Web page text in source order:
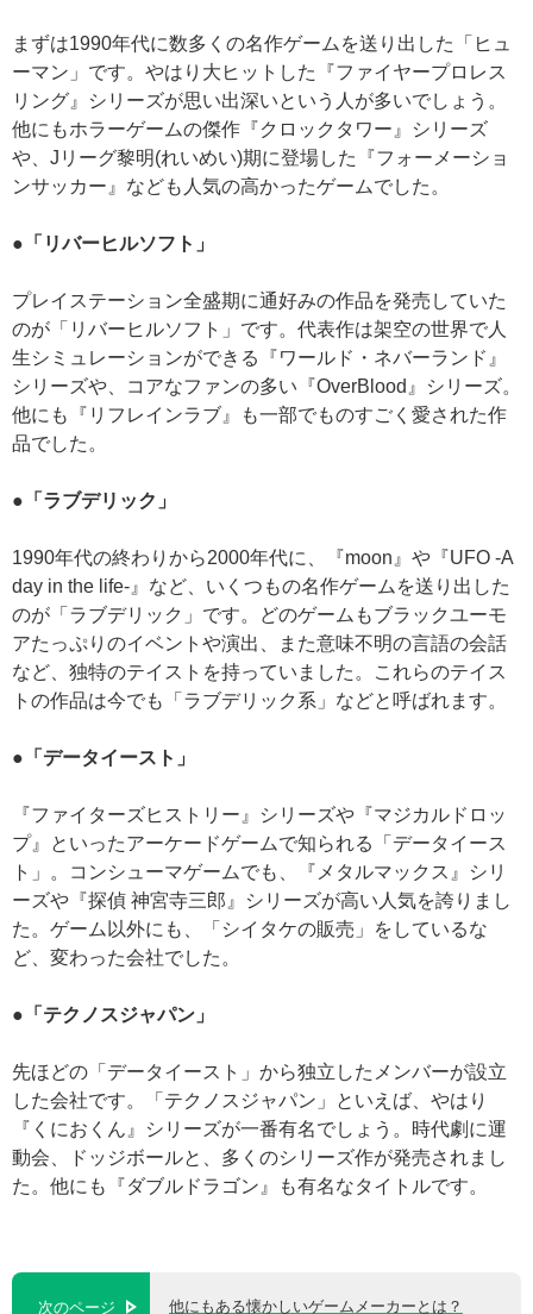
まずは1990年代に数多くの名作ゲームを送り出した「ヒュ
ーマン」です。やはり大ヒットした『ファイヤープロレス
リング』シリーズが思い出深いという人が多いでしょう。
他にもホラーゲームの傑作『クロックタワー』シリーズ
や、Jリーグ黎明(れいめい)期に登場した『フォーメーショ
ンサッカー』なども人気の高かったゲームでした。
●「リバーヒルソフト」
プレイステーション全盛期に通好みの作品を発売していた
のが「リバーヒルソフト」です。代表作は架空の世界で人
生シミュレーションができる『ワールド・ネバーランド』
シリーズや、コアなファンの多い『OverBlood』シリーズ。
他にも『リフレインラブ』も一部でものすごく愛された作
品でした。
●「ラブデリック」
1990年代の終わりから2000年代に、『moon』や『UFO -A
day in the life-』など、いくつもの名作ゲームを送り出した
のが「ラブデリック」です。どのゲームもブラックユーモ
アたっぷりのイベントや演出、また意味不明の言語の会話
など、独特のテイストを持っていました。これらのテイス
トの作品は今でも「ラブデリック系」などと呼ばれます。
●「データイースト」
『ファイターズヒストリー』シリーズや『マジカルドロッ
プ』といったアーケードゲームで知られる「データイース
ト」。コンシューマゲームでも、『メタルマックス』シリ
ーズや『探偵 神宮寺三郎』シリーズが高い人気を誇りまし
た。ゲーム以外にも、「シイタケの販売」をしているな
ど、変わった会社でした。
●「テクノスジャパン」
先ほどの「データイースト」から独立したメンバーが設立
した会社です。「テクノスジャパン」といえば、やはり
『くにおくん』シリーズが一番有名でしょう。時代劇に運
動会、ドッジボールと、多くのシリーズ作が発売されまし
た。他にも『ダブルドラゴン』も有名なタイトルです。
次のページ 他にもある懐かしいゲームメーカーとは？